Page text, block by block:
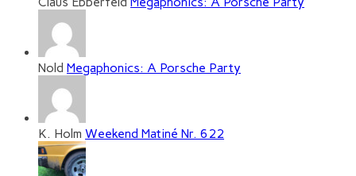
Nold Megaphonics: A Porsche Party
K. Holm Weekend Matiné Nr. 622